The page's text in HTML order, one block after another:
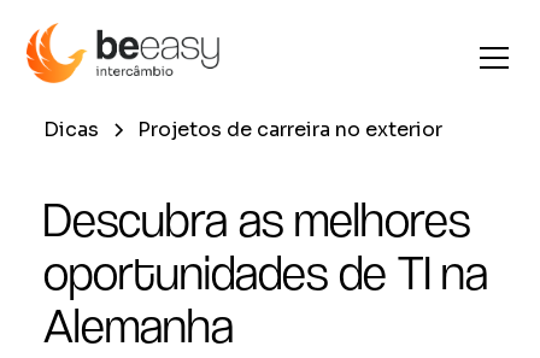
Dicas Projetos de carreira no exterior
Descubra as melhores
oportunidades de TI na
Alemanha